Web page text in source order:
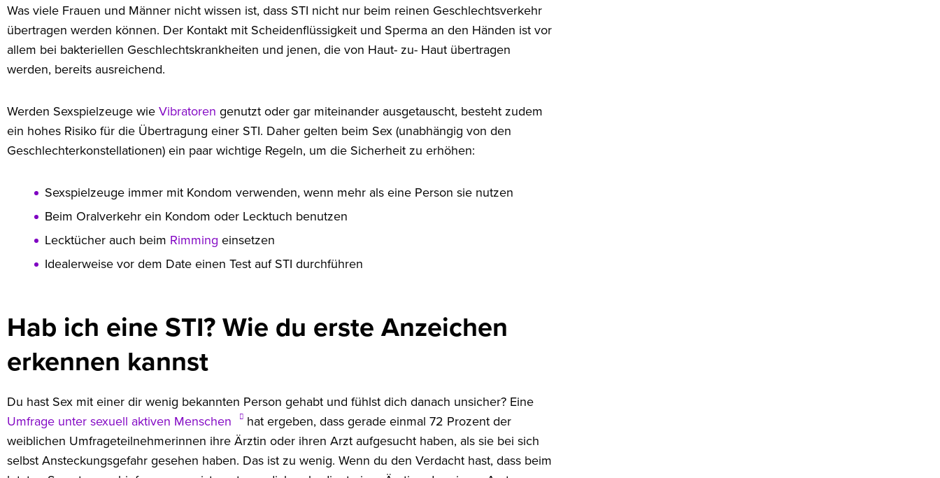
Was viele Frauen und Männer nicht wissen ist, dass STI nicht nur beim reinen Geschlechtsverkehr
übertragen werden können. Der Kontakt mit Scheidenflüssigkeit und Sperma an den Händen ist vor
allem bei bakteriellen Geschlechtskrankheiten und jenen, die von Haut- zu- Haut übertragen
werden, bereits ausreichend.
Werden Sexspielzeuge wie Vibratoren genutzt oder gar miteinander ausgetauscht, besteht zudem
ein hohes Risiko für die Übertragung einer STI. Daher gelten beim Sex (unabhängig von den
Geschlechterkonstellationen) ein paar wichtige Regeln, um die Sicherheit zu erhöhen:
Sexspielzeuge immer mit Kondom verwenden, wenn mehr als eine Person sie nutzen
Beim Oralverkehr ein Kondom oder Lecktuch benutzen
Lecktücher auch beim Rimming einsetzen
Idealerweise vor dem Date einen Test auf STI durchführen
Hab ich eine STI? Wie du erste Anzeichen
erkennen kannst
Du hast Sex mit einer dir wenig bekannten Person gehabt und fühlst dich danach unsicher? Eine
Umfrage unter sexuell aktiven Menschen
hat ergeben, dass gerade einmal 72 Prozent der
weiblichen Umfrageteilnehmerinnen ihre Ärztin oder ihren Arzt aufgesucht haben, als sie bei sich
selbst Ansteckungsgefahr gesehen haben. Das ist zu wenig. Wenn du den Verdacht hast, dass beim